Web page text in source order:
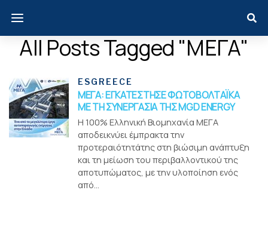
All Posts Tagged "ΜΕΓΑ"
ESGREECE
ΜΕΓΑ: ΕΓΚΑΤΕΣΤΗΣΕ ΦΩΤΟΒΟΛΤΑΪΚΑ
ΜΕ ΤΗ ΣΥΝΕΡΓΑΣΙΑ ΤΗΣ MGD ENERGY
Η 100% Ελληνική Βιομηχανία ΜΕΓΑ
αποδεικνύει έμπρακτα την
προτεραιότητάτης στη βιώσιμη ανάπτυξη
και τη μείωση του περιβαλλοντικού της
αποτυπώματος, με την υλοποίηση ενός
από...